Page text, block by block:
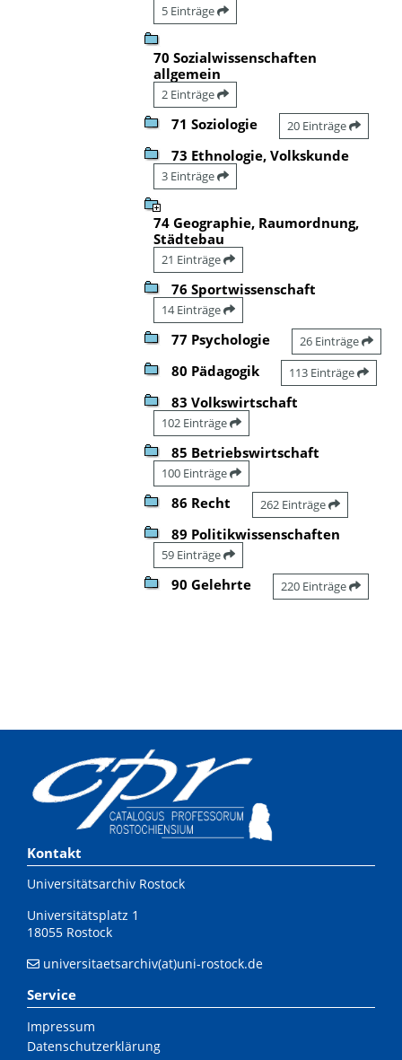
5 Einträge
70 Sozialwissenschaften
allgemein
2 Einträge
71 Soziologie 20 Einträge
73 Ethnologie, Volkskunde
3 Einträge
74 Geographie, Raumordnung,
Städtebau
21 Einträge
76 Sportwissenschaft
14 Einträge
77 Psychologie 26 Einträge
80 Pädagogik 113 Einträge
83 Volkswirtschaft
102 Einträge
85 Betriebswirtschaft
100 Einträge
86 Recht 262 Einträge
89 Politikwissenschaften
59 Einträge
90 Gelehrte 220 Einträge
Kontakt
Universitätsarchiv Rostock
Universitätsplatz 1
18055 Rostock
universitaetsarchiv(at)uni-rostock.de
Service
Impressum
Datenschutzerklärung